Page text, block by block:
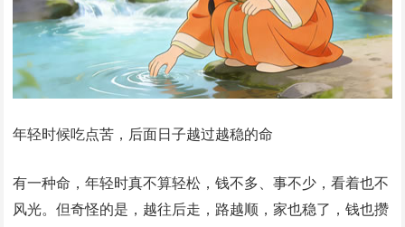
年轻时候吃点苦，后面日子越过越稳的命
有一种命，年轻时真不算轻松，钱不多、事不少，看着也不
风光。但奇怪的是，越往后走，路越顺，家也稳了，钱也攒